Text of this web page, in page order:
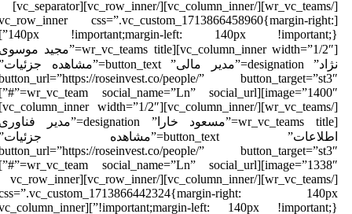
[vc_row_inner css=”.vc_custom_1713866458960{margin-right:
140px !important;margin-left: 140px !important;}”]
[vc_column_inner width=”1/2″][wr_vc_teams title=”مجید موسوی
نژاد” designation=”مدیر مالی” button_text=”مشاهده جزئیات”
button_url=”https://roseinvest.co/people/”
image=”1400″][wr_vc_team social_name=”Ln” social_url=”#”]
[wr_vc_teams title=”مسعود خارا” designation=”مدیر فناوری
اطلاعات” button_text=”مشاهده جزئیات”
button_url=”https://roseinvest.co/people/”
image=”1338″][wr_vc_team social_name=”Ln” social_url=”#”]
[/wr_vc_teams][/vc_column_inner][/vc_row_inner][vc_row_inner
css=”.vc_custom_1713866442324{margin-right:
!important;margin-left: 140px !important;}”][vc_column_inner